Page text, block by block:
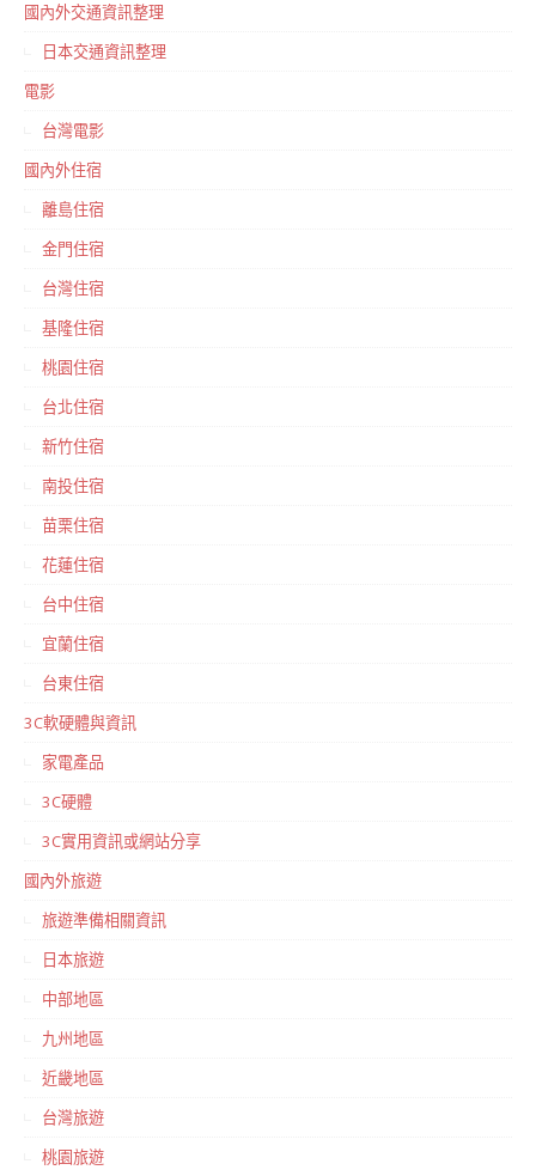
國內外交通資訊整理
日本交通資訊整理
電影
台灣電影
國內外住宿
離島住宿
金門住宿
台灣住宿
基隆住宿
桃園住宿
台北住宿
新竹住宿
南投住宿
苗栗住宿
花蓮住宿
台中住宿
宜蘭住宿
台東住宿
3C軟硬體與資訊
家電產品
3C硬體
3C實用資訊或網站分享
國內外旅遊
旅遊準備相關資訊
日本旅遊
中部地區
九州地區
近畿地區
台灣旅遊
桃園旅遊